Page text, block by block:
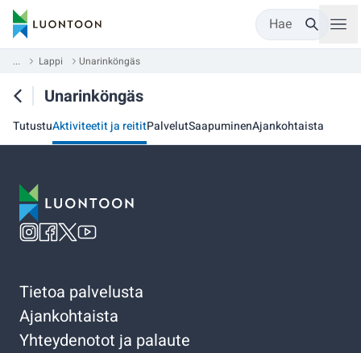
Hae
... Lappi Unarinköngäs
Unarinköngäs
TutustuAktiviteetit ja reititPalvelutSaapuminenAjankohtaista
Tietoa palvelusta
Ajankohtaista
Yhteydenotot ja palaute